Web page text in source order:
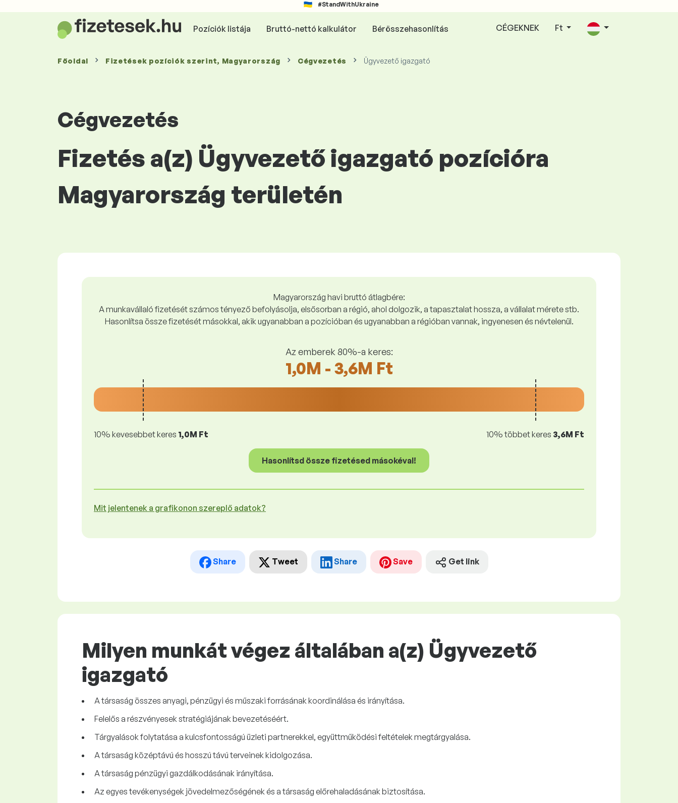
#StandWithUkraine
Pozíciók listája Bruttó-nettó kalkulátor Bérösszehasonlítás CÉGEKNEK Ft
Főoldal Fizetések pozíciók szerint, Magyarország Cégvezetés Ügyvezető igazgató
Cégvezetés
Fizetés a(z) Ügyvezető igazgató pozícióra
Magyarország területén
Magyarország havi bruttó átlagbére:
A munkavállaló fizetését számos tényező befolyásolja, elsősorban a régió, ahol dolgozik, a tapasztalat hossza, a vállalat mérete stb.
Hasonlítsa össze fizetését másokkal, akik ugyanabban a pozícióban és ugyanabban a régióban vannak, ingyenesen és névtelenül.
Az emberek 80%-a keres:
1,0M - 3,6M Ft
10% kevesebbet keres 1,0M Ft 10% többet keres 3,6M Ft
Hasonlítsd össze fizetésed másokéval!
Mit jelentenek a grafikonon szereplő adatok?
Share Tweet Share Save Get link
Milyen munkát végez általában a(z) Ügyvezető
igazgató
A társaság összes anyagi, pénzügyi és műszaki forrásának koordinálása és irányítása.
Felelős a részvényesek stratégiájának bevezetéséért.
Tárgyalások folytatása a kulcsfontosságú üzleti partnerekkel, együttműködési feltételek megtárgyalása.
A társaság középtávú és hosszú távú terveinek kidolgozása.
A társaság pénzügyi gazdálkodásának irányítása.
Az egyes tevékenységek jövedelmezőségének és a társaság előrehaladásának biztosítása.